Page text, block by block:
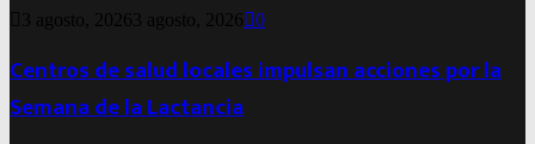
3 agosto, 2026 3 agosto, 2026 0
Centros de salud locales impulsan acciones por la
Semana de la Lactancia